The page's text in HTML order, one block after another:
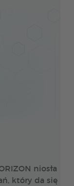
niosła
który da się